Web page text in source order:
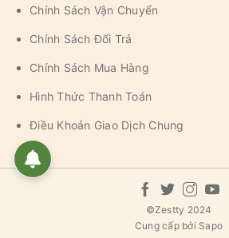
Chính Sách Vận Chuyển
Chính Sách Đổi Trả
Chính Sách Mua Hàng
Hình Thức Thanh Toán
Điều Khoản Giao Dịch Chung
©Zestty 2024
Cung cấp bởi Sapo